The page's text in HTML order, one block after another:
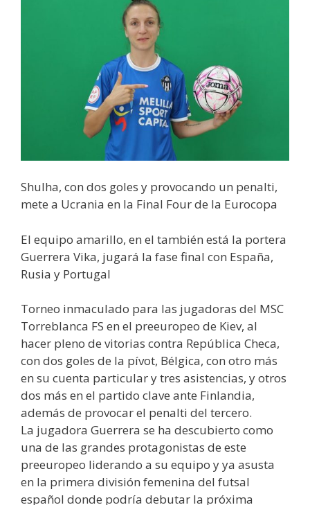
Shulha, con dos goles y provocando un penalti,
mete a Ucrania en la Final Four de la Eurocopa
El equipo amarillo, en el también está la portera
Guerrera Vika, jugará la fase final con España,
Rusia y Portugal
Torneo inmaculado para las jugadoras del MSC
Torreblanca FS en el preeuropeo de Kiev, al
hacer pleno de vitorias contra República Checa,
con dos goles de la pívot, Bélgica, con otro más
en su cuenta particular y tres asistencias, y otros
dos más en el partido clave ante Finlandia,
además de provocar el penalti del tercero.
La jugadora Guerrera se ha descubierto como
una de las grandes protagonistas de este
preeuropeo liderando a su equipo y ya asusta
en la primera división femenina del futsal
español donde podría debutar la próxima